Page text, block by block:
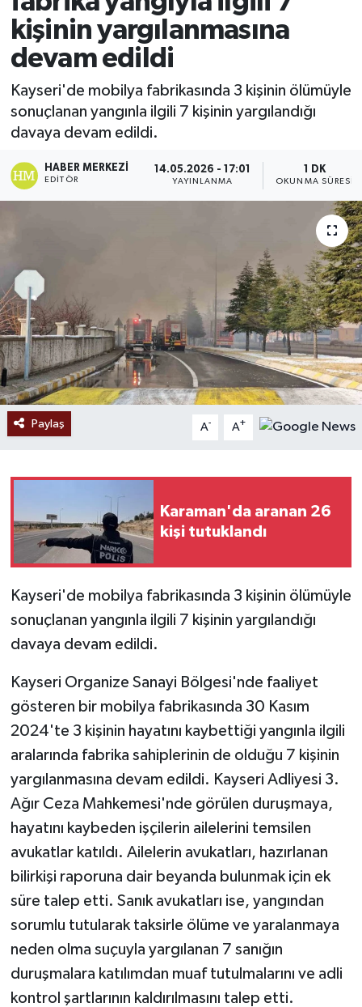
kişinin yargılanmasına
devam edildi
Kayseri'de mobilya fabrikasında 3 kişinin ölümüyle
sonuçlanan yangınla ilgili 7 kişinin yargılandığı
davaya devam edildi.
HABER MERKEZI
EDITÖR
14.05.2026 - 17:01
YAYINLANMA
1 DK
OKUNMA SÜRESI
Paylaş A- A+
Karaman'da aranan 26
kişi tutuklandı
Kayseri'de mobilya fabrikasında 3 kişinin ölümüyle
sonuçlanan yangınla ilgili 7 kişinin yargılandığı
davaya devam edildi.
Kayseri Organize Sanayi Bölgesi'nde faaliyet
gösteren bir mobilya fabrikasında 30 Kasım
2024'te 3 kişinin hayatını kaybettiği yangınla ilgili
aralarında fabrika sahiplerinin de olduğu 7 kişinin
yargılanmasına devam edildi. Kayseri Adliyesi 3.
Ağır Ceza Mahkemesi'nde görülen duruşmaya,
hayatını kaybeden işçilerin ailelerini temsilen
avukatlar katıldı. Ailelerin avukatları, hazırlanan
bilirkişi raporuna dair beyanda bulunmak için ek
süre talep etti. Sanık avukatları ise, yangından
sorumlu tutularak taksirle ölüme ve yaralanmaya
neden olma suçuyla yargılanan 7 sanığın
duruşmalara katılımdan muaf tutulmalarını ve adli
kontrol şartlarının kaldırılmasını talep etti.
Ekonomi
Sağlık
Tokat Haber